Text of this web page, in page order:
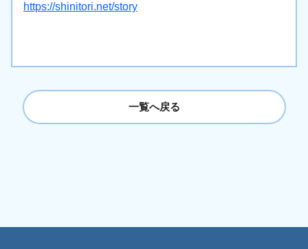
https://shinitori.net/story
一覧へ戻る